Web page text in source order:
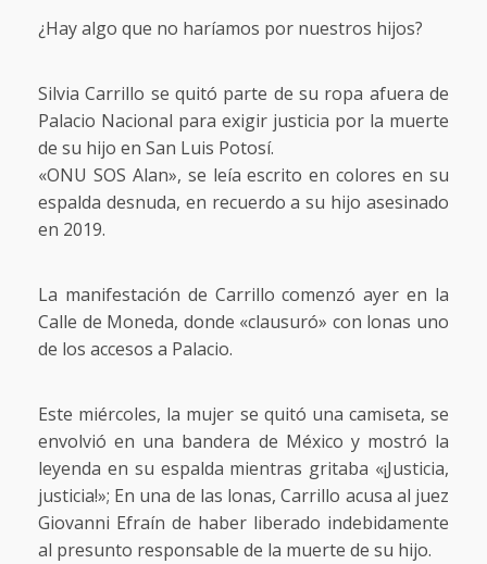
¿Hay algo que no haríamos por nuestros hijos?
Silvia Carrillo se quitó parte de su ropa afuera de
Palacio Nacional para exigir justicia por la muerte
de su hijo en San Luis Potosí.
«ONU SOS Alan», se leía escrito en colores en su
espalda desnuda, en recuerdo a su hijo asesinado
en 2019.
La manifestación de Carrillo comenzó ayer en la
Calle de Moneda, donde «clausuró» con lonas uno
de los accesos a Palacio.
Este miércoles, la mujer se quitó una camiseta, se
envolvió en una bandera de México y mostró la
leyenda en su espalda mientras gritaba «¡Justicia,
justicia!»; En una de las lonas, Carrillo acusa al juez
Giovanni Efraín de haber liberado indebidamente
al presunto responsable de la muerte de su hijo.